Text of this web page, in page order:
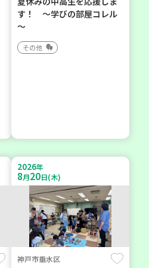
す！ ～学びの部屋コレル
～
その他
2026年
8月20日(木)
神戸市垂水区